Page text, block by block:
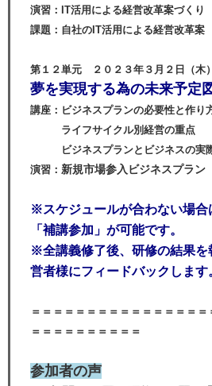
演習：IT活用による経営改革案づくり
課題：自社のIT活用による経営改革案
第１２単元 ２０２３年３月２日（木）
夢を実現する為の未来予定
講座：ビジネスプランの必要性と作り
ライフサイクル別経営の重点
ビジネスプランとビジネスの実
演習： 新規市場参入ビジネスプラン
※スケジュールが合わない場合
「補講参加」が可能です。
※全講義修了後、研修の結果を
営者様にフィードバックします
＝＝＝＝＝＝＝＝＝＝＝＝＝＝＝
＝＝＝＝＝＝＝＝＝＝
参加者の声